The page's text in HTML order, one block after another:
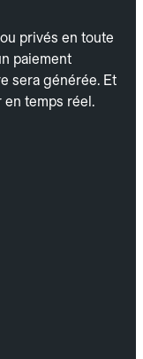
privés en toute
paiement
sera générée. Et
temps réel.